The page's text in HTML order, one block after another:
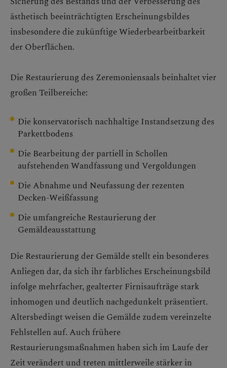
ästhetisch beeinträchtigten Erscheinungsbildes
insbesondere die zukünftige Wiederbearbeitbarkeit
der Oberflächen.
Die Restaurierung des Zeremoniensaals beinhaltet vier
großen Teilbereiche:
Die konservatorisch nachhaltige Instandsetzung des
Parkettbodens
Die Bearbeitung der partiell in Schollen
aufstehenden Wandfassung und Vergoldungen
Die Abnahme und Neufassung der rezenten
Decken-Weißfassung
Die umfangreiche Restaurierung der
Gemäldeausstattung
Die Restaurierung der Gemälde stellt ein besonderes
Anliegen dar, da sich ihr farbliches Erscheinungsbild
infolge mehrfacher, gealterter Firnisaufträge stark
inhomogen und deutlich nachgedunkelt präsentiert.
Altersbedingt weisen die Gemälde zudem vereinzelte
Fehlstellen auf. Auch frühere
Restaurierungsmaßnahmen haben sich im Laufe der
Zeit verändert und treten mittlerweile stärker in